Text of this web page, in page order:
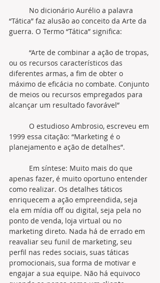
“Tática” faz alusão ao conceito da Arte da
guerra. O Termo “Tática” significa:
ou os recursos característicos das
diferentes armas, a fim de obter o
máximo de eficácia no combate. Conjunto
de meios ou recursos empregados para
alcançar um resultado favorável”
1999 essa citação: “Marketing é o
planejamento e ação de detalhes”.
apenas fazer, é muito oportuno entender
como realizar. Os detalhes táticos
enriquecem a ação empreendida, seja
ela em mídia off ou digital, seja pela no
ponto de venda, loja virtual ou no
marketing direto. Nada há de errado em
reavaliar seu funil de marketing, seu
perfil nas redes sociais, suas táticas
promocionais, sua forma de motivar e
engajar a sua equipe. Não há equivoco